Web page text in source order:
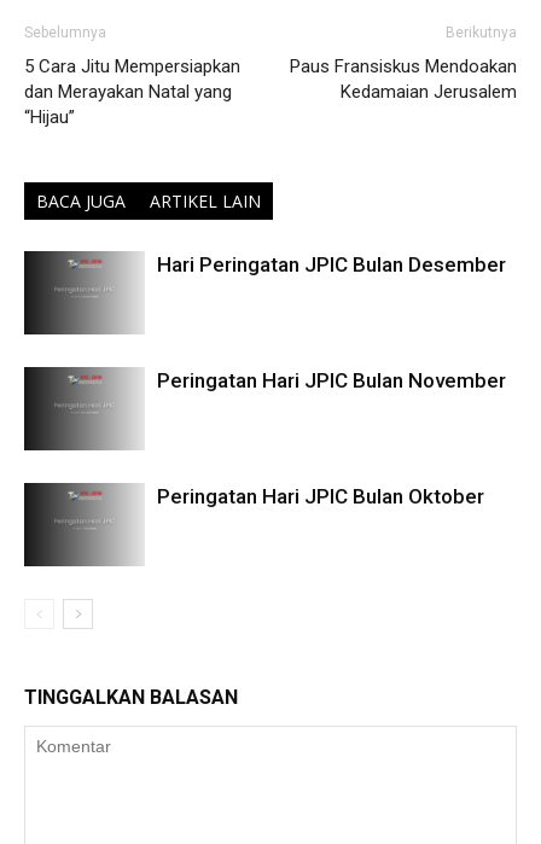
Sebelumnya
5 Cara Jitu Mempersiapkan
dan Merayakan Natal yang
“Hijau”
Berikutnya
Paus Fransiskus Mendoakan
Kedamaian Jerusalem
BACA JUGA ARTIKEL LAIN
Hari Peringatan JPIC Bulan Desember
Peringatan Hari JPIC Bulan November
Peringatan Hari JPIC Bulan Oktober
TINGGALKAN BALASAN